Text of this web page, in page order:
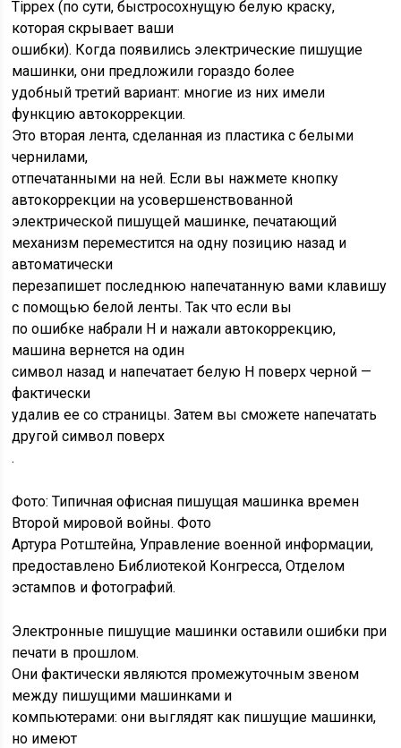
Tippex (по сути, быстросохнущую белую краску,
которая скрывает ваши
ошибки). Когда появились электрические пишущие
машинки, они предложили гораздо более
удобный третий вариант: многие из них имели
функцию автокоррекции.
Это вторая лента, сделанная из пластика с белыми
чернилами,
отпечатанными на ней. Если вы нажмете кнопку
автокоррекции на усовершенствованной
электрической пишущей машинке, печатающий
механизм переместится на одну позицию назад и
автоматически
перезапишет последнюю напечатанную вами клавишу
с помощью белой ленты. Так что если вы
по ошибке набрали H и нажали автокоррекцию,
машина вернется на один
символ назад и напечатает белую H поверх черной —
фактически
удалив ее со страницы. Затем вы сможете напечатать
другой символ поверх
.
Фото: Типичная офисная пишущая машинка времен
Второй мировой войны. Фото
Артура Ротштейна, Управление военной информации,
предоставлено Библиотекой Конгресса, Отделом
эстампов и фотографий.
Электронные пишущие машинки оставили ошибки при
печати в прошлом.
Они фактически являются промежуточным звеном
между пишущими машинками и
компьютерами: они выглядят как пишущие машинки,
но имеют